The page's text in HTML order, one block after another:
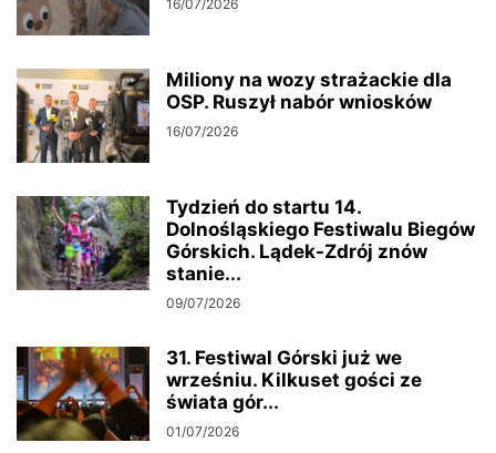
16/07/2026
Miliony na wozy strażackie dla
OSP. Ruszył nabór wniosków
16/07/2026
Tydzień do startu 14.
Dolnośląskiego Festiwalu Biegów
Górskich. Lądek-Zdrój znów
stanie...
09/07/2026
31. Festiwal Górski już we
wrześniu. Kilkuset gości ze
świata gór...
01/07/2026